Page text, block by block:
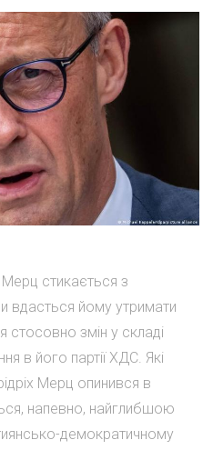
Мерц стикається з
вдасться йому утримати
стосовно змін у складі
в його партії ХДС. Які
Мерц опинився в
напевно, найглибшою
демократичному